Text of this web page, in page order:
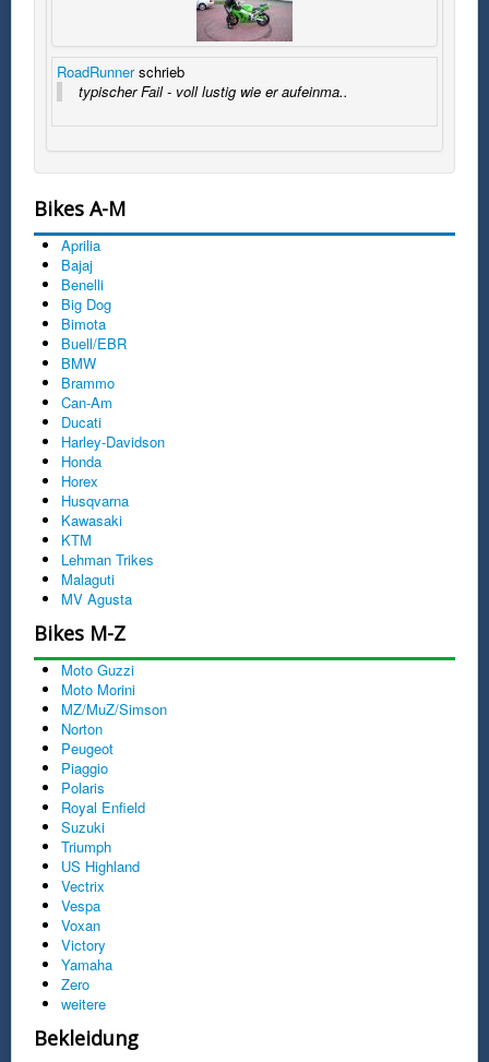
RoadRunnerschrieb
typischer Fail - voll lustig wie er aufeinma..
Bikes A-M
Aprilia
Bajaj
Benelli
Big Dog
Bimota
Buell/EBR
BMW
Brammo
Can-Am
Ducati
Harley-Davidson
Honda
Horex
Husqvarna
Kawasaki
KTM
Lehman Trikes
Malaguti
MV Agusta
Bikes M-Z
Moto Guzzi
Moto Morini
MZ/MuZ/Simson
Norton
Peugeot
Piaggio
Polaris
Royal Enfield
Suzuki
Triumph
US Highland
Vectrix
Vespa
Voxan
Victory
Yamaha
Zero
weitere
Bekleidung